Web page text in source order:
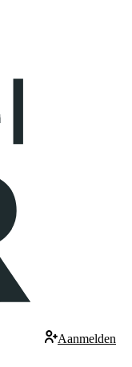
Aanmelden